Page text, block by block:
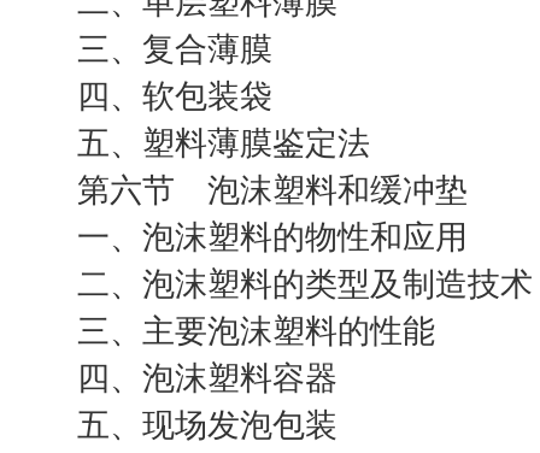
三、复合薄膜
四、软包装袋
五、塑料薄膜鉴定法
第六节 泡沫塑料和缓冲垫
一、泡沫塑料的物性和应用
二、泡沫塑料的类型及制造技术
三、主要泡沫塑料的性能
四、泡沫塑料容器
五、现场发泡包装